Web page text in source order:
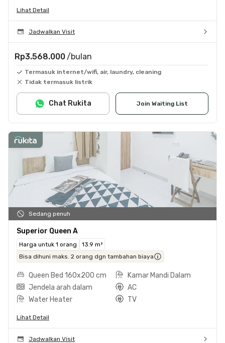
Lihat Detail
Jadwalkan Visit
Rp3.568.000 /bulan
Termasuk internet/wifi, air, laundry, cleaning
Tidak termasuk listrik
Join Waiting List
Chat Rukita
Sedang penuh
Superior Queen A
Harga untuk 1 orang
13.9 m²
Bisa dihuni maks. 2 orang dgn tambahan biaya
Queen Bed 160x200 cm
Kamar Mandi Dalam
Jendela arah dalam
AC
Water Heater
TV
Lihat Detail
Jadwalkan Visit